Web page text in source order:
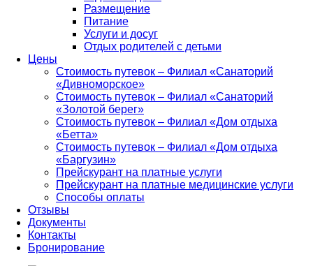
Размещение
Питание
Услуги и досуг
Отдых родителей с детьми
Цены
Стоимость путевок – Филиал «Санаторий
«Дивноморское»
Стоимость путевок – Филиал «Санаторий
«Золотой берег»
Стоимость путевок – Филиал «Дом отдыха
«Бетта»
Стоимость путевок – Филиал «Дом отдыха
«Баргузин»
Прейскурант на платные услуги
Прейскурант на платные медицинские услуги
Способы оплаты
Отзывы
Документы
Контакты
Бронирование